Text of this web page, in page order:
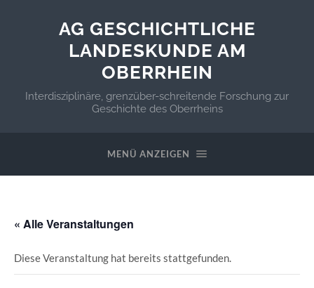
AG GESCHICHTLICHE
LANDESKUNDE AM
OBERRHEIN
Interdisziplinäre, grenzüber-schreitende Forschung zur
Geschichte des Oberrheins
MENÜ ANZEIGEN
« Alle Veranstaltungen
Diese Veranstaltung hat bereits stattgefunden.